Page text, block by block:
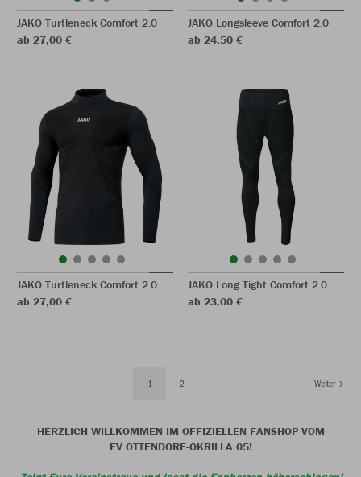
JAKO Turtleneck Comfort 2.0
ab 27,00 €
JAKO Longsleeve Comfort 2.0
ab 24,50 €
JAKO Turtleneck Comfort 2.0
ab 27,00 €
JAKO Long Tight Comfort 2.0
ab 23,00 €
1 2 Weiter
HERZLICH WILLKOMMEN IM OFFIZIELLEN FANSHOP VOM
FV OTTENDORF-OKRILLA 05!